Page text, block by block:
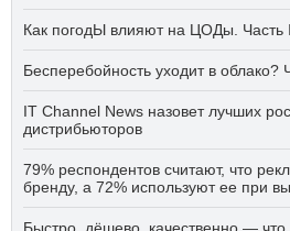
Как погодЫ влияют на ЦОДы. Часть
Бесперебойность уходит в облако?
IT Channel News назовет лучших
дистрибьюторов
79% респондентов считают, что
бренду, а 72% используют ее при